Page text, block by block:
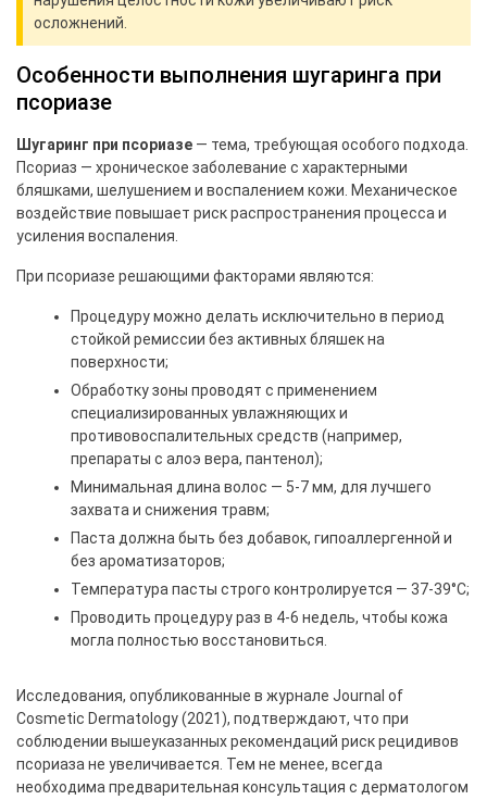
осложнений.
Особенности выполнения шугаринга при
псориазе
Шугаринг при псориазе — тема, требующая особого подхода.
Псориаз — хроническое заболевание с характерными
бляшками, шелушением и воспалением кожи. Механическое
воздействие повышает риск распространения процесса и
усиления воспаления.
При псориазе решающими факторами являются:
Процедуру можно делать исключительно в период
стойкой ремиссии без активных бляшек на
поверхности;
Обработку зоны проводят с применением
специализированных увлажняющих и
противовоспалительных средств (например,
препараты с алоэ вера, пантенол);
Минимальная длина волос — 5-7 мм, для лучшего
захвата и снижения травм;
Паста должна быть без добавок, гипоаллергенной и
без ароматизаторов;
Температура пасты строго контролируется — 37-39°С;
Проводить процедуру раз в 4-6 недель, чтобы кожа
могла полностью восстановиться.
Исследования, опубликованные в журнале Journal of
Cosmetic Dermatology (2021), подтверждают, что при
соблюдении вышеуказанных рекомендаций риск рецидивов
псориаза не увеличивается. Тем не менее, всегда
необходима предварительная консультация с дерматологом